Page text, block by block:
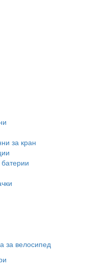
за кран
за велосипед